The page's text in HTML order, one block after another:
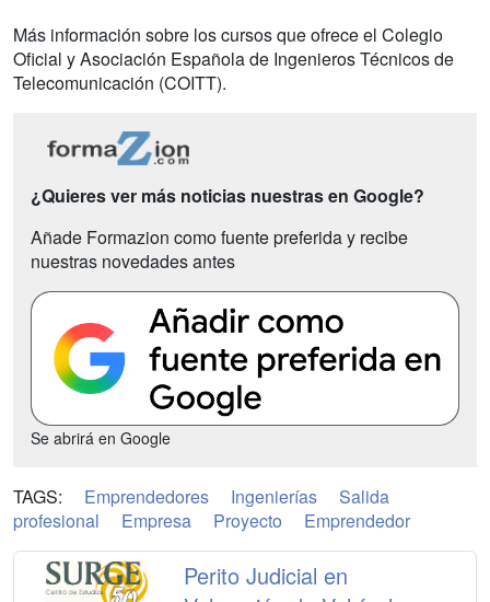
Más información sobre los cursos que ofrece el Colegio
Oficial y Asociación Española de Ingenieros Técnicos de
Telecomunicación (COITT).
¿Quieres ver más noticias nuestras en Google?
Añade Formazion como fuente preferida y recibe
nuestras novedades antes
Se abrirá en Google
TAGS: Emprendedores Ingenierías
Salida
profesional
Empresa Proyecto Emprendedor
Perito Judicial en